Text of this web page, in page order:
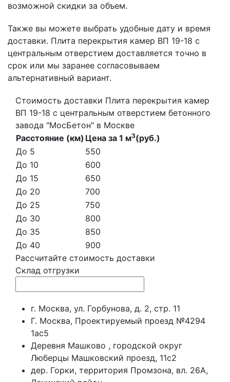
возможной скидки за объем.
Также вы можете выбрать удобные дату и время
доставки. Плита перекрытия камер ВП 19-18 с
центральным отверстием доставляется точно в
срок или мы заранее согласовываем
альтернативный вариант.
Стоимость доставки Плита перекрытия камер
ВП 19-18 с центральным отверстием бетонного
завода "МосБетон" в Москве
Расстояние (км) Цена за 1 м3(руб.)
До 5
550
До 10
600
До 15
650
До 20
700
До 25
750
До 30
800
До 35
850
До 40
900
Рассчитайте стоимость доставки
Склад отгрузки
г. Москва, ул. Горбунова, д. 2, стр. 11
Г. Москва, Проектируемый проезд №4294
1ас5
Деревня Машково , городской округ
Люберцы Машковский проезд, 11с2
дер. Горки, территория Промзона, вл. 26А,